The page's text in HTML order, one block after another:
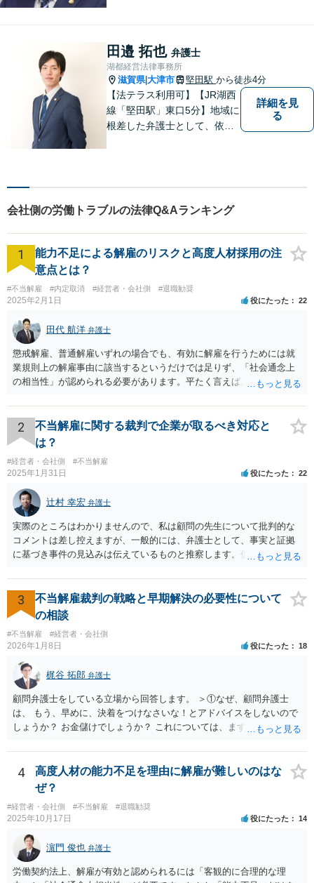
お話をお聞かせください。
【無料駐車場あり】
田邉 拓也 弁護士
湖都経営法律事務所
滋賀県|大津市 堅田駅 から徒歩4分
【法テラス利用可】【JR湖西
線「堅田駅」東口5分】地域に
根差した弁護士として、依頼
ます。弁護士に依頼するのは
敷居が高いとお考えの方も、
まずは一度ご相談ください。
詳細を見
る
会社側の労働トラブルの法律Q&Aランキング
1
能力不足による解雇のリスクと高度人材採用の注
意点とは？
#不当解雇 #内定取消 #経営者・会社側 #退職勧奨
2025年2月1日 役にたった 22
田代 航洋 弁護士
懲戒解雇、普通解雇いずれの場合でも、有効に解雇を行うためには就
業規則上の解雇事由に該当するというだけでは足りず、「社会通念上
の相当性」が認められる必要があります。平たく言えば、解雇の原因
れます。 日本の労働法上、解雇は非常にハードルが高いです。 解雇が
有効か無効かという点は能力不足の程度にもよりますが、顧問弁護士
の先生は具体的な事情を検討した上で能力不足の程度が解雇を有効と
するほどではないと判断されたのだと思います。 例えば、無断欠勤を
連続する、会社のお金を横領する等の場合には一発で解雇した場合で
も有効と判断されるケースも多いですが、たしかに能力不足のみの場
合はかなり解雇のハードルが高いと言わざるを得ません。 なお、懲戒
解雇の場合には、戒告、譴責、減給、出勤停止等解雇よりも軽い処分
を行い、改善を促したもののそれでも改善されない場合には解雇に踏
み切る等段階的に手順をい踏んだ場合は解雇が有効と判断される可能
性が高まります。 高度人材の中途社員だから直ちに解雇しやすいとい
うわけではありませんが、高度人材の中途社員の場合は雇用契約上、
相応に高い能力を求められているため能力不足か否かの判断が給与の
低い新卒の社員と比較すると厳格に判断される結果、解雇の有効性の
判断が比較的甘くなるという可能性はあると考えます。 もっとも、高
度人材の中途社員の場合でもやはり解雇のハードルは相応に高いもの
となります。 今回のようなリスクを避ける観点からは、会社側として
無期雇用契約ではなく有期雇用契約で募集する、試用期間付を設け
る、業務委託契約を検討するという方法もあり得るかと存じます。
（※業務委託契約を検討される場合は、運用面によっては実質的に雇
用契約関係であると判断されるリスクもありますので顧問弁護士の先
生にもご相談の上慎重にご判断ください。）
2
不当解雇に関する裁判で企業が取るべき対応と
は？
#経営者・会社側 #不当解雇
2025年1月31日 役にたった 22
辻村 幸宏 弁護士
実際のところはわかりませんので、私は顧問の先生について批判的な
コメントは差し控えますが、一般的には、弁護士として、事実と証拠
に基づき事件の見込みは伝えているものと推察します。仮に弁護士の
れを経営者自身が問題と感じていないのであれば、また、こちらにお
書きのような経営者のマインドからすれば、弁護士のせいではなく、
根本的には弁護士選び含めて経営者の判断であり、責任ではないかと
思います。実際、事件の見込みが芳しくないことやリスクをいくらお
伝えしても考えを変えていただけない経営者や依頼者はいますし、代
理人として説明説得を尽くしてもあくまで決めるのは依頼者ですか
ら、事件がうまくいかないことの責任は弁護士にあるわけではない、
ということも多いと思います。そのような場合、仕事をしていて心地
の良いものではないので自ら辞任を検討することもありますが、最終
的にはお分かりいただけるだろうと考えて続けることもあります。 ご
相談者さんが、今の弁護士さんの対応や方針に疑問を持ち、それによ
り経営者の考えが歪められ、このままでは会社がたち行かなくなると
懸念するのであれば、ご相談者さんが経営者に対してその旨を伝え、
考えを改められるよう進言なさってはいかがでしょうか。
3
不当解雇裁判の戦略と早期解決の必要性について
の相談
#不当解雇 #経営者・会社側
2026年1月8日 役にたった 18
梶谷 拓郎 弁護士
顧問弁護士をしている立場から回答します。 ＞①なぜ、顧問弁護士
は、 もう、早めに、決着をつけなさいな！とアドバイスをしないので
しょうか？ お金儲けでしょうか？ これについては、まず基本的に顧問
件を受任して遂行します。 そしてあなたの言う「早めに、決着をつけ
なさいな！」が意味するところは、「敗訴的和解」ということです
が、それには弁護士報酬はつきませんので、弁護士は確かに儲かりま
せん。 しかし、逆に負け筋の事件をズルズルすることは、着手金を増
額してもらえるわけでもない他方で、弁護士報酬も期待できないた
め、むしろ他の事件処理ができないという意味で弁護士にも損害が増
すことはあっても、基本的に儲かることにはなりません。 控訴審で着
手金をもらうということはありますが、1回限りの関係ではなく顧問の
関係なので、あまり好ましい処理ではありません。 事件終了後、顧問
が切れる可能性があるからです。 つまり、弁護士は、儲かるためでは
4
高度人材の能力不足を理由に解雇が難しいのはな
ぜ？
#経営者・会社側 #不当解雇 #退職勧奨
2025年10月17日 役にたった 14
濵門 俊也 弁護士
労働契約法上、解雇が有効と認められるには「客観的に合理的な理